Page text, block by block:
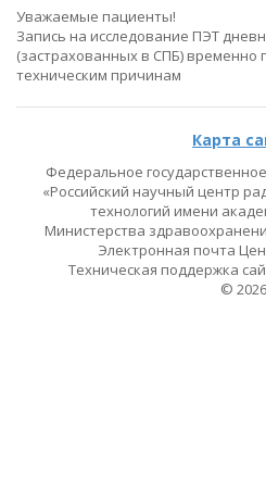
Уважаемые пациенты!
Запись на исследование ПЭТ
(застрахованных в СПБ) временно
техническим причинам
Карта
Федеральное
«Российский научный центр
технологий имени
Министерства
Электронная почта
Техническая поддержка
© 2026